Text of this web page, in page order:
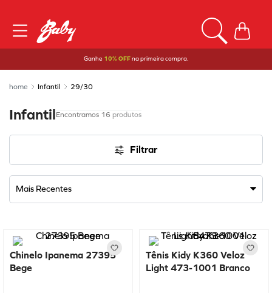
Ganhe 10% OFFna primeira compra.
Infantil 29/30
Infantil 16 produtos
Filtrar
Mais Recentes
Chinelo Ipanema 27395
Bege
Tênis Kidy K360 Veloz
Light 473-1001 Branco